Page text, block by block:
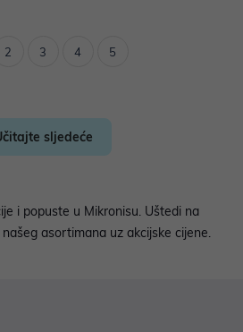
2 3 4 5
sljedeće
i popuste u Mikronisu. Uštedi na
asortimana uz akcijske cijene.